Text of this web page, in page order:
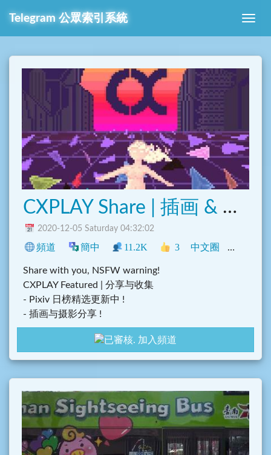
Telegram 公眾索引系統
CXPLAY Share | 插画 & 摄影
2020-12-05 Saturday 04:32:02
頻道 簡中 11.2K 3 中文圈 動漫
Share with you, NSFW warning!
CXPLAY Featured | 分享与收集
- Pixiv 日榜精选更新中 !
- 插画与摄影分享 !
加入頻道